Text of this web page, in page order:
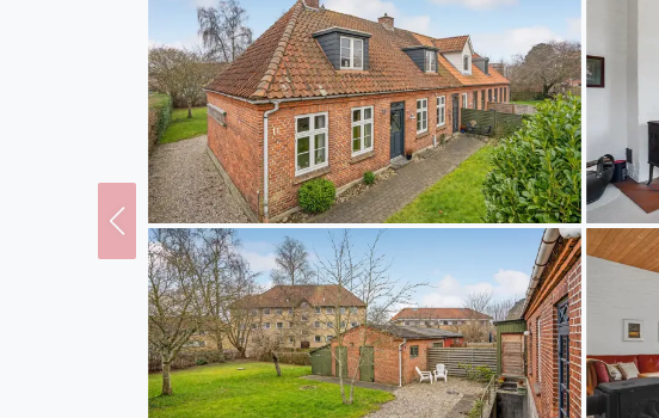
An den Urlaub in diesem schönen